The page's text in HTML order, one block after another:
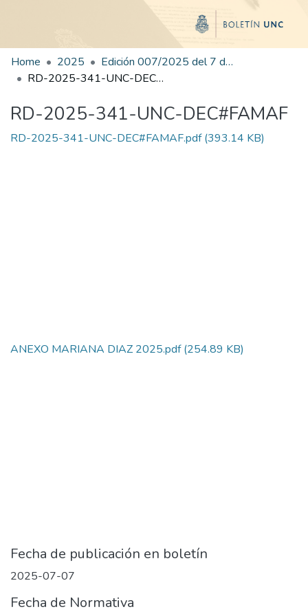
Home 2025
Edición 007/2025 del 7 de julio de 2025
RD-2025-341-UNC-DEC#FAMAF
RD-2025-341-UNC-DEC#FAMAF
RD-2025-341-UNC-DEC#FAMAF.pdf(393.14 KB)
ANEXO MARIANA DIAZ 2025.pdf(254.89 KB)
Fecha de publicación en boletín
2025-07-07
Fecha de Normativa